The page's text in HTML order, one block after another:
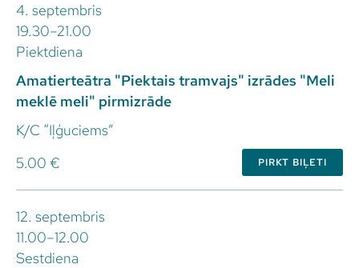
4. septembris
19.30–21.00
Piektdiena
Amatierteātra "Piektais tramvajs" izrādes "Meli
meklē meli" pirmizrāde
K/C “Iļģuciems”
5.00 €
PIRKT BIĻETI
12. septembris
11.00–12.00
Sestdiena